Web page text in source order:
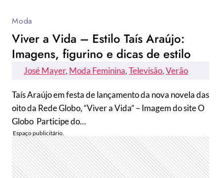
Moda
Viver a Vida – Estilo Taís Araújo:
Imagens, figurino e dicas de estilo
José Mayer, Moda Feminina, Televisão, Verão
Taís Araújo em festa de lançamento da nova novela das
oito da Rede Globo, “Viver a Vida” – Imagem do site O
Globo Participe do…